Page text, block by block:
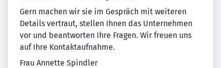
Gern machen wir sie im Gespräch mit weiteren
Details vertraut, stellen Ihnen das Unternehmen
vor und beantworten Ihre Fragen. Wir freuen uns
auf Ihre Kontaktaufnahme.
Frau Annette Spindler